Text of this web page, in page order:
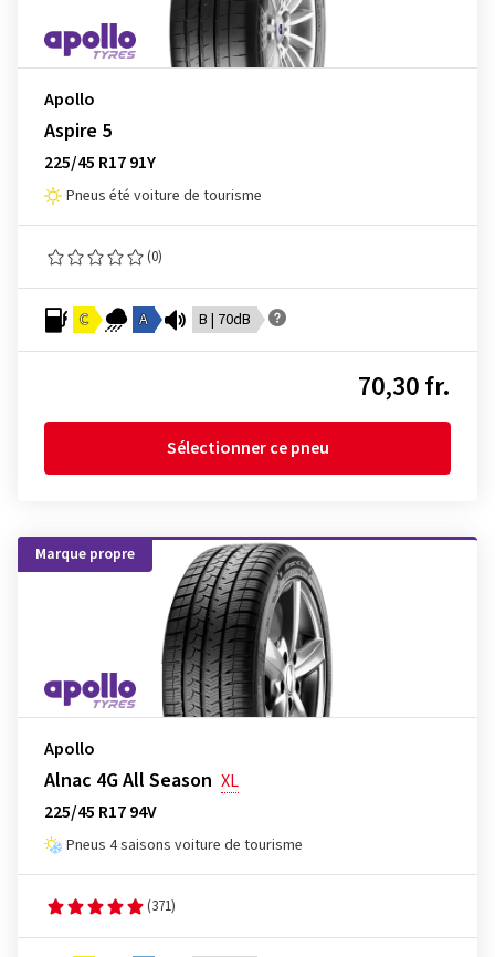
Apollo
Aspire 5
225/45 R17 91Y
Pneus été voiture de tourisme
(0)
C A B | 70dB
70,30 fr.
Sélectionner ce pneu
Marque propre
Apollo
Alnac 4G All Season XL
225/45 R17 94V
Pneus 4 saisons voiture de tourisme
(371)